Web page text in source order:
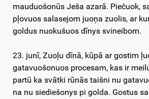
mauduošonūs Ješa azarā. Piečuok,
pļovuos salasejom juoņa zuolis, ar
goldus nuokušuos dīnys svineibom.
23. junī, Zuoļu dīnā, kūpā ar gostim
gatavuošonuos procesam, kas ir
partū ka svātki rūnās taišni nu
na nu siediešonys pi golda. Gostus